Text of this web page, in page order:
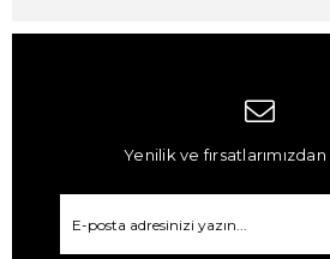
Yenilik ve